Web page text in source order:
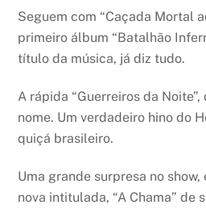
Seguem com “Caçada Mortal
primeiro álbum “Batalhão
título da música, já diz tudo.
A rápida “Guerreiros da
nome. Um verdadeiro hino do
quiçá brasileiro.
Uma grande surpresa no
nova intitulada, “A Chama” de